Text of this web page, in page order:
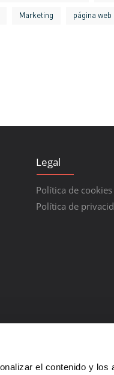
el contenido y los
Marketing página web
Legal
Política de cookies
Política de